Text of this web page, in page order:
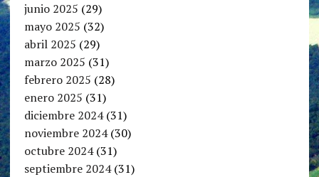
junio 2025 (29)
mayo 2025 (32)
abril 2025 (29)
marzo 2025 (31)
febrero 2025 (28)
enero 2025 (31)
diciembre 2024(31)
noviembre 2024(30)
octubre 2024(31)
septiembre 2024(31)